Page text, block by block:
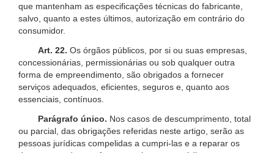
que mantenham as especificações técnicas do fabricante,
salvo, quanto a estes últimos, autorização em contrário do
consumidor.
Art. 22. Os órgãos públicos, por si ou suas empresas,
concessionárias, permissionárias ou sob qualquer outra
forma de empreendimento, são obrigados a fornecer
serviços adequados, eficientes, seguros e, quanto aos
essenciais, contínuos.
Parágrafo único. Nos casos de descumprimento, total
ou parcial, das obrigações referidas neste artigo, serão as
pessoas jurídicas compelidas a cumpri-las e a reparar os